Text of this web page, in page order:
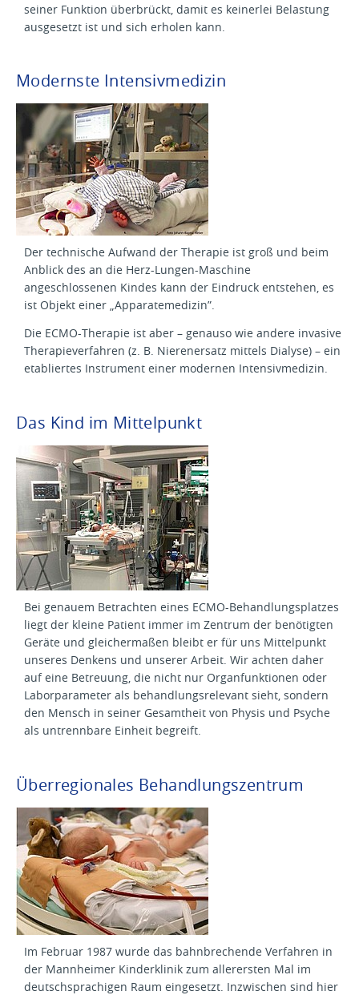
seiner Funktion überbrückt, damit es keinerlei Belastung
ausgesetzt ist und sich erholen kann.
Modernste Intensivmedizin
Der technische Aufwand der Therapie ist groß und beim
Anblick des an die Herz-Lungen-Maschine
angeschlossenen Kindes kann der Eindruck entstehen, es
ist Objekt einer „Apparatemedizin”.
Die ECMO-Therapie ist aber – genauso wie andere invasive
Therapieverfahren (z. B. Nierenersatz mittels Dialyse) – ein
etabliertes Instrument einer modernen Intensivmedizin.
Das Kind im Mittelpunkt
Bei genauem Betrachten eines ECMO-Behandlungsplatzes
liegt der kleine Patient immer im Zentrum der benötigten
Geräte und gleichermaßen bleibt er für uns Mittelpunkt
unseres Denkens und unserer Arbeit. Wir achten daher
auf eine Betreuung, die nicht nur Organfunktionen oder
Laborparameter als behandlungsrelevant sieht, sondern
den Mensch in seiner Gesamtheit von Physis und Psyche
als untrennbare Einheit begreift.
Überregionales Behandlungszentrum
Im Februar 1987 wurde das bahnbrechende Verfahren in
der Mannheimer Kinderklinik zum allerersten Mal im
deutschsprachigen Raum eingesetzt. Inzwischen sind hier